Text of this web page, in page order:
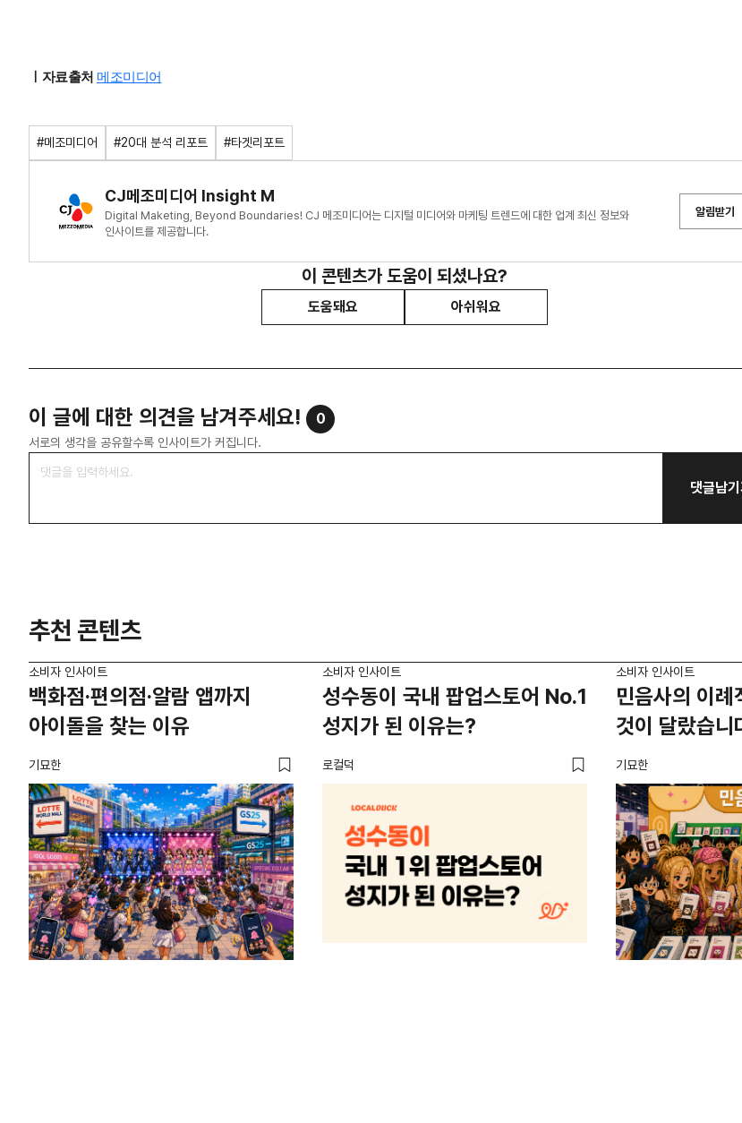
ㅣ자료출처 메조미디어
#메조미디어 #20대 분석 리포트 #타겟리포트
CJ메조미디어 Insight M
Digital Maketing, Beyond Boundaries! CJ 메조미디어는 디지털 미디어와 마케팅 트렌드에 대한 업계 최신 정보와
인사이트를 제공합니다.
알림받기
이 콘텐츠가 도움이 되셨나요?
도움돼요 아쉬워요
이 글에 대한 의견을 남겨주세요! 0
서로의 생각을 공유할수록 인사이트가 커집니다.
댓글남기
추천 콘텐츠
소비자 인사이트
백화점·편의점·알람 앱까지
아이돌을 찾는 이유
기묘한
소비자 인사이트
성수동이 국내 팝업스토어 No.1
성지가 된 이유는?
로컬덕
소비자 인사이트
민음사의 이
것이 달랐습니
기묘한